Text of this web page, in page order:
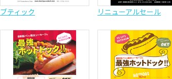
ブティック リニューアルセール